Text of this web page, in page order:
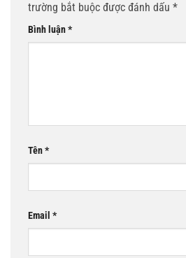
trường bắt buộc được đánh dấu *
Bình luận*
Tên*
Email *